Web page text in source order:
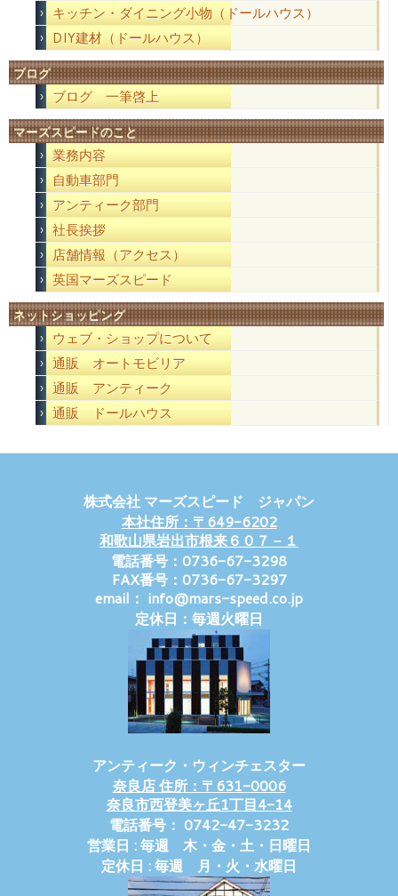
キッチン・ダイニング小物（ドールハウス）
DIY建材（ドールハウス）
ブログ
ブログ 一筆啓上
マーズスピードのこと
業務内容
自動車部門
アンティーク部門
社長挨拶
店舗情報（アクセス）
英国マーズスピード
ネットショッピング
ウェブ・ショップについて
通販 オートモビリア
通販 アンティーク
通販 ドールハウス
株式会社 マーズスピード ジャパン
本社住所：〒649-6202
和歌山県岩出市根来６０７－１
電話番号：0736-67-3298
FAX番号：0736-67-3297
email： info@mars-speed.co.jp
定休日：毎週火曜日
アンティーク・ウィンチェスター
奈良店 住所：〒631-0006
奈良市西登美ヶ丘1丁目4-14
電話番号： 0742-47-3232
営業日 : 毎週 木・金・土・日曜日
定休日 : 毎週 月・火・水曜日